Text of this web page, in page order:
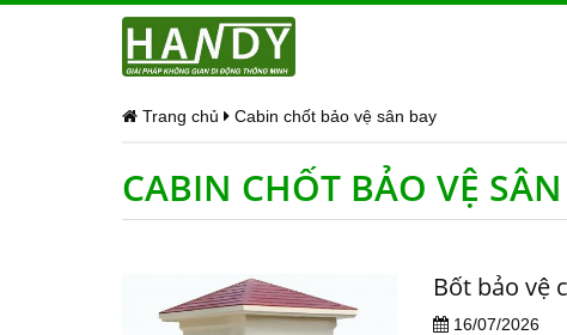
Trang chủ Cabin chốt bảo vệ sân bay
CABIN CHỐT BẢO VỆ
Bốt bảo vệ
16/07/2026